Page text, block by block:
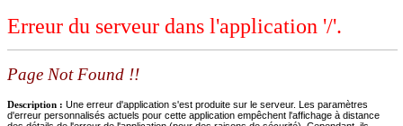
Erreur du serveur dans l'application '/'.
Page Not Found !!
Description : Une erreur d'application s'est produite sur le serveur. Les paramètres
d'erreur personnalisés actuels pour cette application empêchent l'affichage à distance